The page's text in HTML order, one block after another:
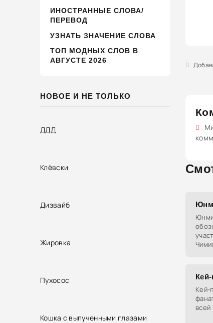
ИНОСТРАННЫЕ СЛОВА/
ПЕРЕВОД
УЗНАТЬ ЗНАЧЕНИЕ СЛОВА
ТОП МОДНЫХ СЛОВ В
АВГУСТЕ 2026
НОВОЕ И НЕ ТОЛЬКО
ДДД
Клёвски
Дизвайб
Жировка
Пухосос
Кошка с выпученными глазами
Кей-
всей